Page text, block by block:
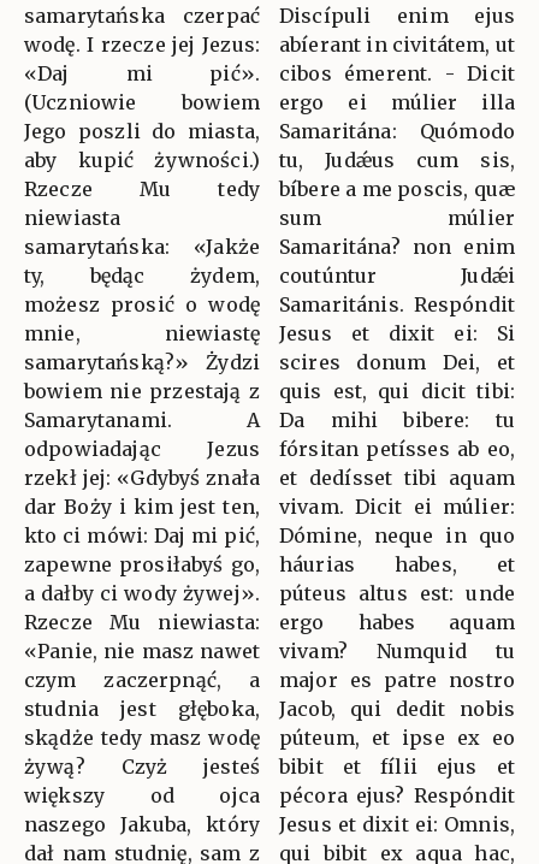
samarytańska czerpać
wodę. I rzecze jej Jezus:
«Daj mi pić».
(Uczniowie bowiem
Jego poszli do miasta,
aby kupić żywności.)
Rzecze Mu tedy
niewiasta
samarytańska: «Jakże
ty, będąc żydem,
możesz prosić o wodę
mnie, niewiastę
samarytańską?» Żydzi
bowiem nie przestają z
Samarytanami. A
odpowiadając Jezus
rzekł jej: «Gdybyś znała
dar Boży i kim jest ten,
kto ci mówi: Daj mi pić,
zapewne prosiłabyś go,
a dałby ci wody żywej».
Rzecze Mu niewiasta:
«Panie, nie masz nawet
czym zaczerpnąć, a
studnia jest głęboka,
skądże tedy masz wodę
żywą? Czyż jesteś
większy od ojca
naszego Jakuba, który
dał nam studnię, sam z
Discípuli enim ejus
abíerant in civitátem, ut
cibos émerent. - Dicit
ergo ei múlier illa
Samaritána: Quómodo
tu, Judǽus cum sis,
bíbere a me poscis, quæ
sum múlier
Samaritána? non enim
coutúntur Judǽi
Samaritánis. Respóndit
Jesus et dixit ei: Si
scires donum Dei, et
quis est, qui dicit tibi:
Da mihi bibere: tu
fórsitan petísses ab eo,
et dedísset tibi aquam
vivam. Dicit ei múlier:
Dómine, neque in quo
háurias habes, et
púteus altus est: unde
ergo habes aquam
vivam? Numquid tu
major es patre nostro
Jacob, qui dedit nobis
púteum, et ipse ex eo
bibit et fílii ejus et
pécora ejus? Respóndit
Jesus et dixit ei: Omnis,
qui bibit ex aqua hac,